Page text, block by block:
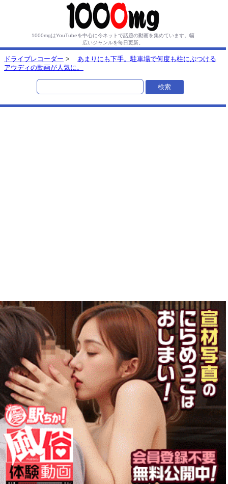
1000mgはYouTubeを中心に今ネットで話題の動画を集めています。 幅
広いジャンルを毎日更新。
ドライブレコーダー >
あまりにも下手。駐車場で何度も柱にぶつける
アウディの動画が人気に。